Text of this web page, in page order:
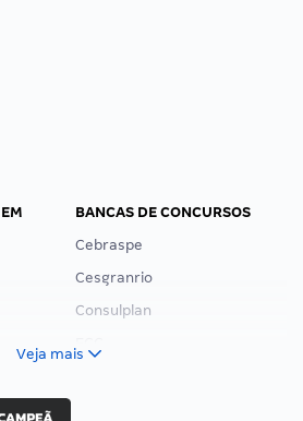
BANCAS DE CONCURSOS
Cebraspe
Cesgranrio
Consulplan
Veja mais